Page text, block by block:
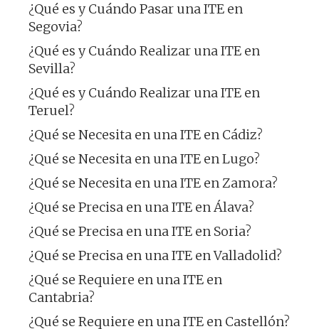
¿Qué es y Cuándo Pasar una ITE en
Segovia?
¿Qué es y Cuándo Realizar una ITE en
Sevilla?
¿Qué es y Cuándo Realizar una ITE en
Teruel?
¿Qué se Necesita en una ITE en Cádiz?
¿Qué se Necesita en una ITE en Lugo?
¿Qué se Necesita en una ITE en Zamora?
¿Qué se Precisa en una ITE en Álava?
¿Qué se Precisa en una ITE en Soria?
¿Qué se Precisa en una ITE en Valladolid?
¿Qué se Requiere en una ITE en
Cantabria?
¿Qué se Requiere en una ITE en Castellón?